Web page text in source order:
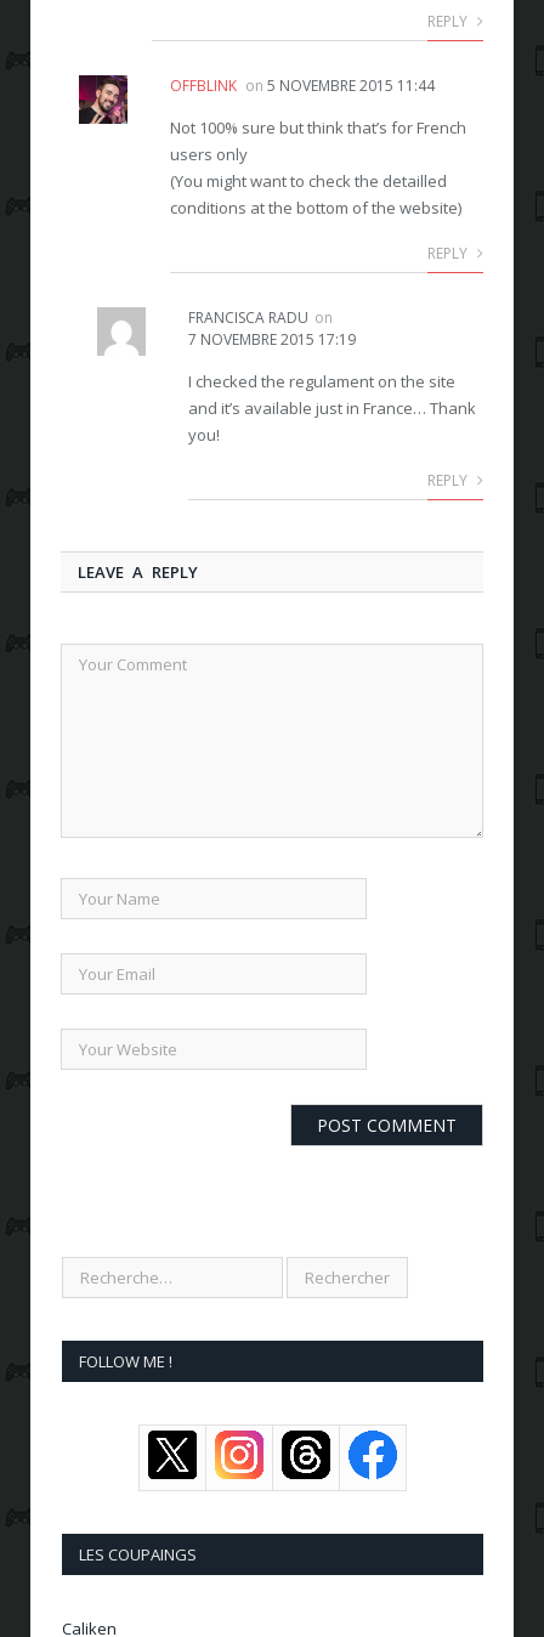
REPLY
OFFBLINK on 5 NOVEMBRE 2015 11:44
Not 100% sure but think that’s for French
users only
(You might want to check the detailled
conditions at the bottom of the website)
REPLY
FRANCISCA RADU on
7 NOVEMBRE 2015 17:19
I checked the regulament on the site
and it’s available just in France… Thank
you!
REPLY
LEAVE A REPLY
FOLLOW ME !
LES COUPAINGS
Caliken